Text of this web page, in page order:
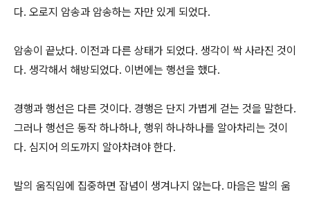
다. 오로지 암송과 암송하는 자만 있게 되었다.
암송이 끝났다. 이전과 다른 상태가 되었다. 생각이 싹 사라진 것이
다. 생각해서 해방되었다. 이번에는 행선을 했다.
경행과 행선은 다른 것이다. 경행은 단지 가볍게 걷는 것을 말한다.
그러나 행선은 동작 하나하나, 행위 하나하나를 알아차리는 것이
다. 심지어 의도까지 알아차려야 한다.
발의 움직임에 집중하면 잡념이 생겨나지 않는다. 마음은 발의 움